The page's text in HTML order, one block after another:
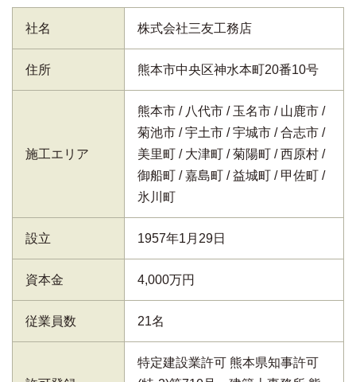
社名 株式会社三友工務店
住所 熊本市中央区神水本町20番10号
施工エリア
熊本市 八代市 玉名市
山鹿市
菊池市
宇土市 宇城市
合志市
美里町
大津町 菊陽町
西原村
御船町
嘉島町 益城町
甲佐町
氷川町
設立 1957年1月29日
資本金 4,000万円
従業員数 21名
特定建設業許可 熊本県知事許可